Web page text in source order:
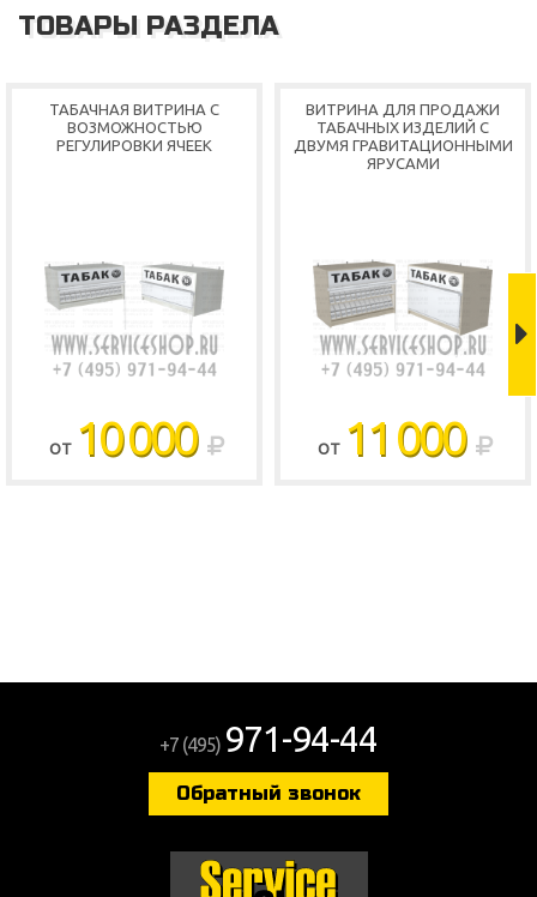
ТОВАРЫ РАЗДЕЛА
ТАБАЧНАЯ ВИТРИНА С
ВОЗМОЖНОСТЬЮ
РЕГУЛИРОВКИ ЯЧЕЕК
ОТ 10 000
ВИТРИНА ДЛЯ ПРОДАЖИ
ТАБАЧНЫХ ИЗДЕЛИЙ С
ДВУМЯ ГРАВИТАЦИОННЫМИ
ЯРУСАМИ
ОТ 11 000
+7 (495) 971-94-44
Обратный звонок